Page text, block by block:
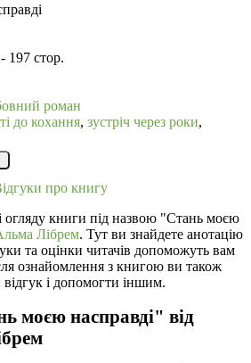
197 стор.
роман
до кохання, зустріч через роки,
про книгу
огляду книги під назвою "Стань моєю
Лібрем. Тут ви знайдете анотацію
та оцінки читачів допоможуть вам
ознайомлення з книгою ви також
і допомогти іншим.
моєю насправді" від